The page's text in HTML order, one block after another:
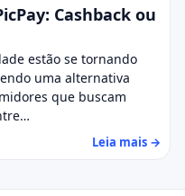
Cashback ou
estão se tornando
uma alternativa
que buscam
Leia mais →